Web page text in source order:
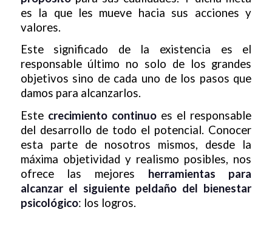
es la que les mueve hacia sus acciones y
valores.
Este significado de la existencia es el
responsable último no solo de los grandes
objetivos sino de cada uno de los pasos que
damos para alcanzarlos.
Este crecimiento continuoes el responsable
del desarrollo de todo el potencial. Conocer
esta parte de nosotros mismos, desde la
máxima objetividad y realismo posibles, nos
ofrece las mejores herramientas para
alcanzar el siguiente peldaño del bienestar
psicológico: los logros.